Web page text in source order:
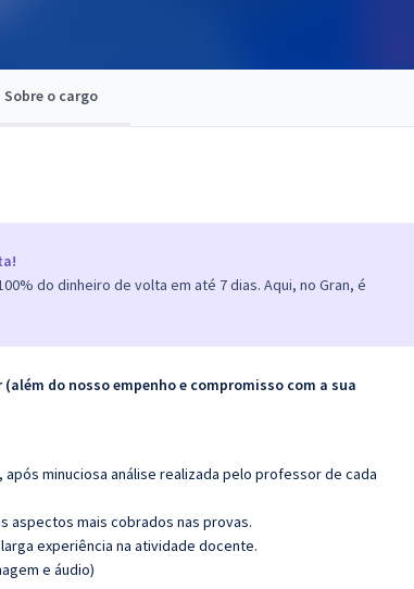
Sobre o cargo
do dinheiro de volta em até 7 dias. Aqui, no Gran, é
do nosso empenho e compromisso com a sua
minuciosa análise realizada pelo professor de cada
aspectos mais cobrados nas provas.
experiência na atividade docente.
e áudio)